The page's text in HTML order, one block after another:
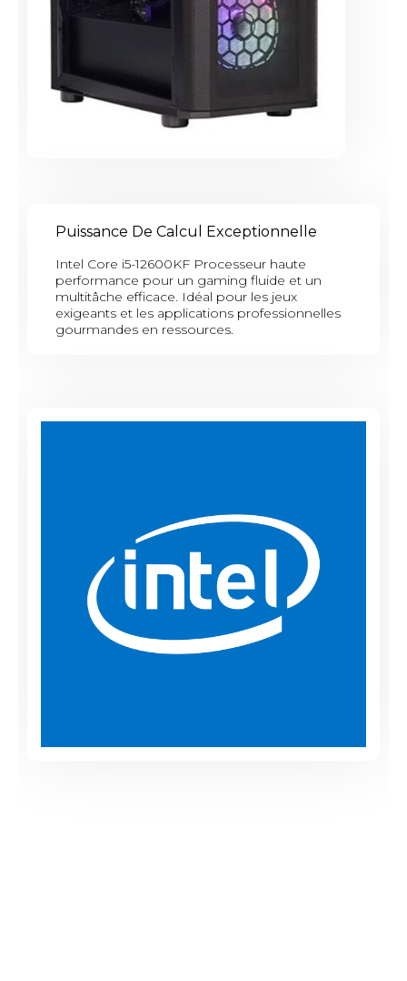
Puissance De Calcul Exceptionnelle
Intel Core i5-12600KF Processeur haute
performance pour un gaming fluide et un
multitâche efficace. Idéal pour les jeux
exigeants et les applications professionnelles
gourmandes en ressources.